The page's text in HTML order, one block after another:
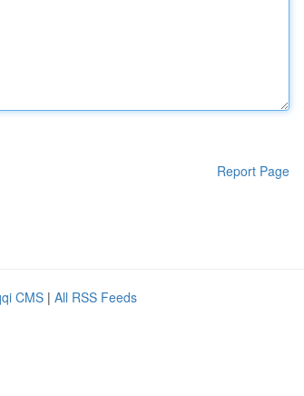
Report Page
CMS | All RSS Feeds